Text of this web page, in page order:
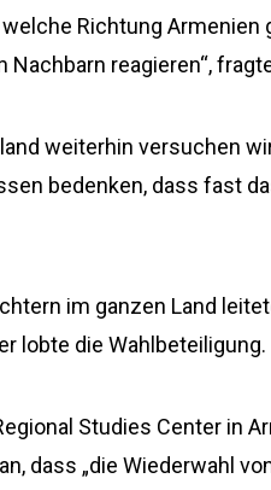
Richtung
reagieren“,
weiterhin versuchen
bedenken, dass fast
im ganzen Land
lobte die Wahlbeteiligung.
Studies Center in
dass „die Wiederwahl